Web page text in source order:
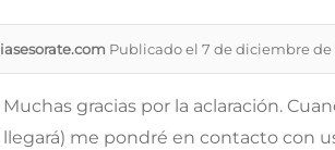
iasesorate.com Publicado el 7 de diciembre de
Muchas gracias por la aclaración.
llegará) me pondré en contacto con